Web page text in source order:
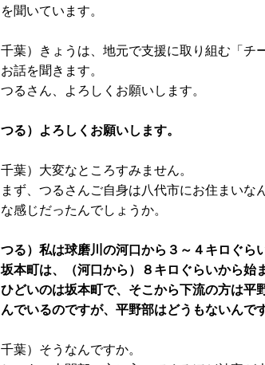
を聞いています。
千葉）きょうは、地元で支援に取り組む「チ
お話を聞きます。
つるさん、よろしくお願いします。
つる）よろしくお願いします。
千葉）大変なところすみません。
まず、つるさんご自身は八代市にお住まいな
な感じだったんでしょうか。
つる）私は球磨川の河口から３～４キロぐら
坂本町は、（河口から）８キロぐらいから始
ひどいのは坂本町で、そこから下流の方は平
んでいるのですが、平野部はどうもないんです
千葉）そうなんですか。